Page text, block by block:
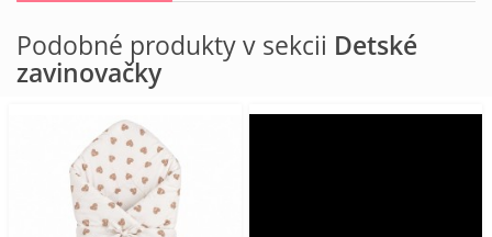
Podobné produkty v sekcii Detské
zavinovačky